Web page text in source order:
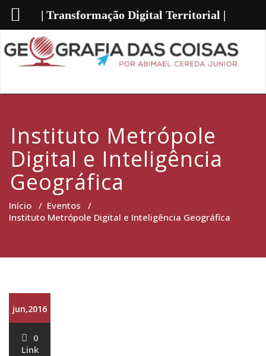
Instituto Metrópole
Digital e Inteligência
Geográfica
Início / Eventos /
Instituto Metrópole Digital e Inteligência Geográfica
jun,2016
0
Link
| Transformação Digital Territorial |